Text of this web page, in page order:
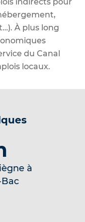
À plus long
du Canal
locaux.
à